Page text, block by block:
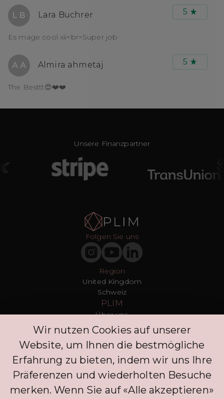
L B Lara Buchrer 5
Es mage cool xii<br>Super job
A A Almira ahmetaj 5
The Besttt😍❤️❤️
Unsere Finanzpartner
Region
United Kingdom
Schweiz
Folgen Sie uns
PLIM
Über uns
T&Cs
Datenschutz
Presse
Blogs
Kontakt
Kunden
FAQ
Wir nutzen Cookies auf unserer
Website, um Ihnen die bestmögliche
Erfahrung zu bieten, indem wir uns Ihre
Präferenzen und wiederholten Besuche
merken. Wenn Sie auf «Alle akzeptieren»